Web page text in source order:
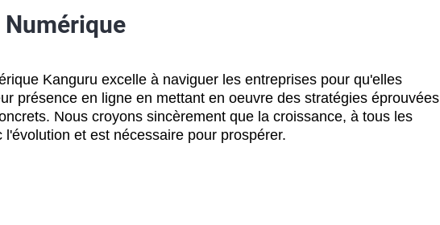
Numérique
Kanguru excelle à naviguer les entreprises pour qu'elles
présence en ligne en mettant en oeuvre des stratégies éprouvées
Nous croyons sincèrement que la croissance, à tous les
et est nécessaire pour prospérer.